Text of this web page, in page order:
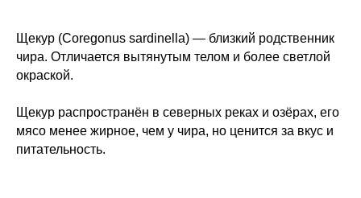
Щекур (Coregonus sardinella) — близкий родственник
чира. Отличается вытянутым телом и более светлой
окраской.
Щекур распространён в северных реках и озёрах, его
мясо менее жирное, чем у чира, но ценится за вкус и
питательность.